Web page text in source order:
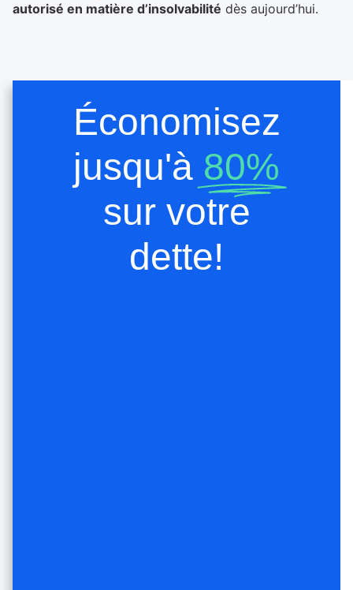
autorisé en matière d’insolvabilité dès aujourd’hui.
Économisez
jusqu'à 80%
sur votre
dette!